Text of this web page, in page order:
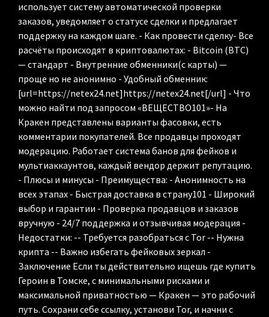
использует систему автоматической проверки
заказов, уведомляет о статусе сделки и предлагает
поддержку на каждом шаге. - Как провести сделку- Все
расчёты происходят в криптовалютах: - Bitcoin (BTC)
— стандарт - Внутренние обменники(с карты) —
проще но не анонимно - Удобный обменник:
[url=https://netex24.net]https://netex24.net[/url] - Что
можно найти под запросом «ВЕЩЕСТВО101»- На
Кракен представлены варианты фасовки, есть
комментарии покупателей. Все продавцы проходят
модерацию. Работает система банов для фейков и
мультиаккаунтов, каждый вендор держит репутацию.
- Плюсы и минусы - Преимущества: - Анонимность на
всех этапах - Быстрая доставка в страну101 - Широкий
выбор и гарантии - Проверка продавцов и заказов
вручную - 24/7 поддержка и отзывчивая модерация -
Недостатки: -- Требуется разобраться с Tor -- Нужна
крипта -- Важно избегать фейковых зеркал -
Заключение Если ты действительно ищешь где купить
Героин в Томске, с минимальными рисками и
максимальной приватностью — Кракен — это рабочий
путь. Сохрани себе ссылку, установи Tor, и начни с